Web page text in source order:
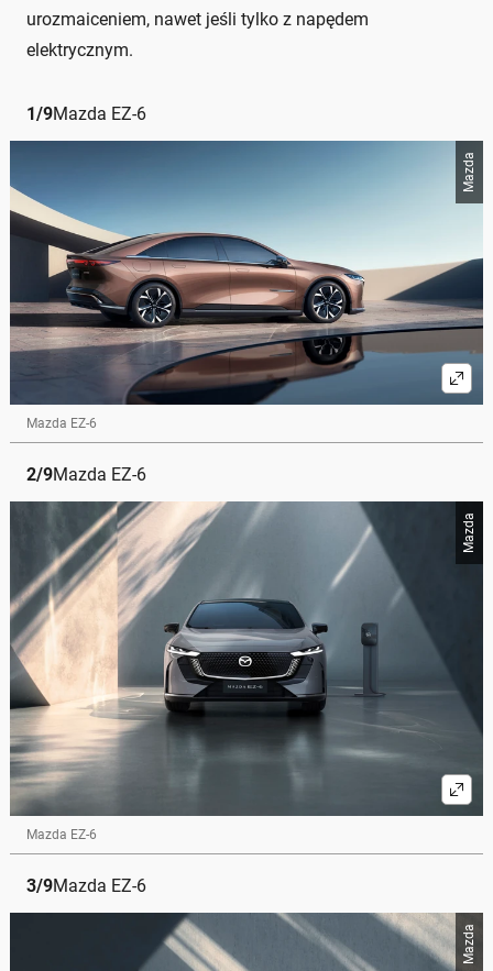
urozmaiceniem, nawet jeśli tylko z napędem
elektrycznym.
1/9Mazda EZ-6
Mazda
Mazda EZ-6
2/9Mazda EZ-6
Mazda
Mazda EZ-6
3/9Mazda EZ-6
Mazda